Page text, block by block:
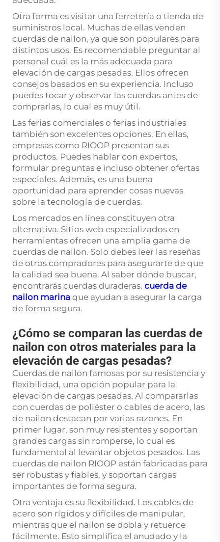
Otra forma es visitar una ferretería o tienda de
suministros local. Muchas de ellas venden
cuerdas de nailon, ya que son populares para
distintos usos. Es recomendable preguntar al
personal cuál es la más adecuada para
elevación de cargas pesadas. Ellos ofrecen
consejos basados en su experiencia. Incluso
puedes tocar y observar las cuerdas antes de
comprarlas, lo cual es muy útil.
Las ferias comerciales o ferias industriales
también son excelentes opciones. En ellas,
empresas como RIOOP presentan sus
productos. Puedes hablar con expertos,
formular preguntas e incluso obtener ofertas
especiales. Además, es una buena
oportunidad para aprender cosas nuevas
sobre la tecnología de cuerdas.
Los mercados en línea constituyen otra
alternativa. Sitios web especializados en
herramientas ofrecen una amplia gama de
cuerdas de nailon. Solo debes leer las reseñas
de otros compradores para asegurarte de que
la calidad sea buena. Al saber dónde buscar,
encontrarás cuerdas duraderas. cuerda de
nailon marina que ayudan a asegurar la carga
de forma segura.
¿Cómo se comparan las cuerdas de
nailon con otros materiales para la
elevación de cargas pesadas?
Cuerdas de nailon famosas por su resistencia y
flexibilidad, una opción popular para la
elevación de cargas pesadas. Al compararlas
con cuerdas de poliéster o cables de acero, las
de nailon destacan por varias razones. En
primer lugar, son muy resistentes y soportan
grandes cargas sin romperse, lo cual es
fundamental al levantar objetos pesados. Las
cuerdas de nailon RIOOP están fabricadas para
ser robustas y fiables, y soportan cargas
importantes de forma segura.
Otra ventaja es su flexibilidad. Los cables de
acero son rígidos y difíciles de manipular,
mientras que el nailon se dobla y retuerce
fácilmente. Esto simplifica el anudado y la